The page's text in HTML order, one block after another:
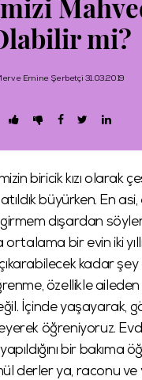
mi?
Emine Şerbetçi 31.03.2019
biricik kızı olarak
büyürken. En
dışardan
bir evin iki
kadar şey
özellikle aileden
İçinde yaşayarak,
öğreniyoruz.
bir bakıma
derler ya, raconu ve
Unuttum!